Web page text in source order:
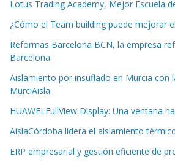
Lotus Trading Academy, Mejor Escuela
¿Cómo el Team building puede mejorar
Reformas Barcelona BCN, la empresa
Barcelona
Aislamiento por insuflado en Murcia con
MurciAisla
HUAWEI FullView Display: Una ventana
AislaCórdoba lidera el aislamiento
ERP empresarial y gestión eficiente de